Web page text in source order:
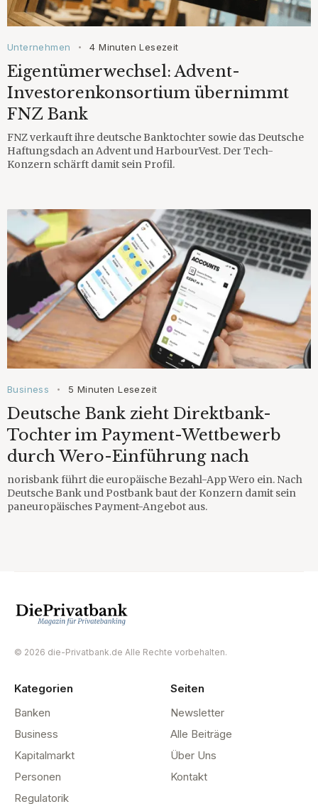
Unternehmen • 4 Minuten Lesezeit
Eigentümerwechsel: Advent-
Investorenkonsortium übernimmt
FNZ Bank
FNZ verkauft ihre deutsche Banktochter sowie das Deutsche
Haftungsdach an Advent und HarbourVest. Der Tech-
Konzern schärft damit sein Profil.
Business • 5 Minuten Lesezeit
Deutsche Bank zieht Direktbank-
Tochter im Payment-Wettbewerb
durch Wero-Einführung nach
norisbank führt die europäische Bezahl-App Wero ein. Nach
Deutsche Bank und Postbank baut der Konzern damit sein
paneuropäisches Payment-Angebot aus.
© 2026 die-Privatbank.de Alle Rechte vorbehalten.
Kategorien
Banken
Business
Kapitalmarkt
Personen
Regulatorik
Seiten
Newsletter
Alle Beiträge
Über Uns
Kontakt